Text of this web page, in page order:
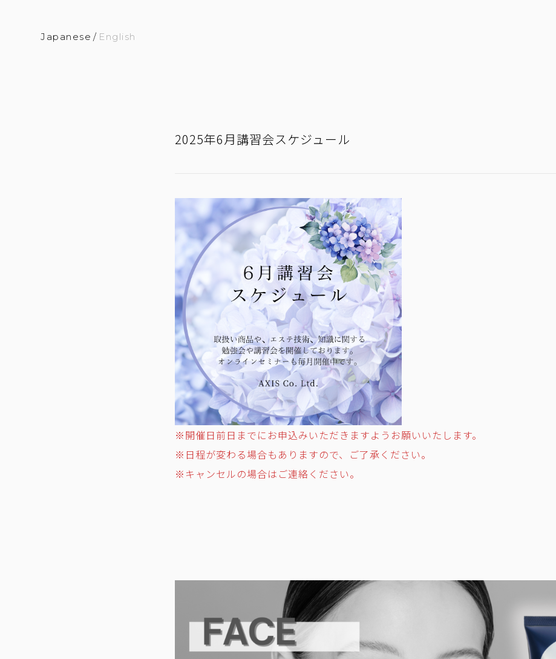
Japanese / English
2025年6月講習会スケジュール
※開催日前日までにお申込みいただきますようお願いいたします。
※日程が変わる場合もありますので、ご了承ください。
※キャンセルの場合はご連絡ください。